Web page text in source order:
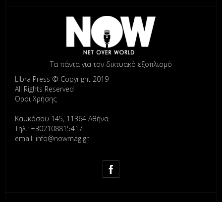
Τα πάντα για τον δικτυακό εξοπλισμό
Libra Press © Copyright 2019
All Rights Reserved
Όροι Χρήσης
Καυκάσου 145, 11364 Αθήνα
Τηλ.: +302108815417
email: info@nowmag.gr